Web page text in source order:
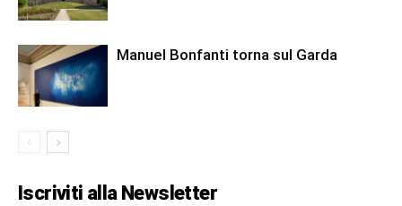
Manuel Bonfanti torna sul Garda
Iscriviti alla Newsletter